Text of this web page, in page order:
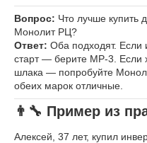
Вопрос: Что лучше купить
Монолит РЦ?
Ответ: Оба подходят. Если
старт — берите МР-3. Если
шлака — попробуйте
обеих марок отличные.
👨‍🔧 Пример из
Алексей, 37 лет, купил